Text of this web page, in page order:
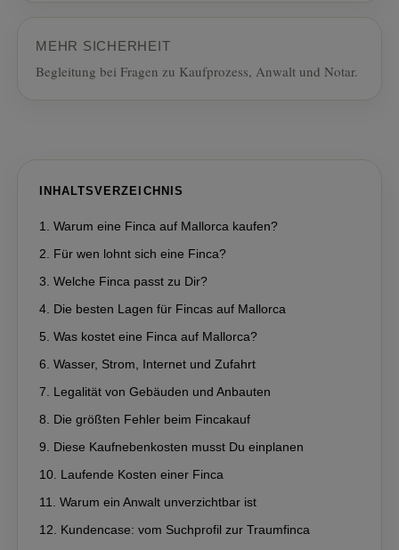
MEHR SICHERHEIT
Begleitung bei Fragen zu Kaufprozess, Anwalt und Notar.
INHALTSVERZEICHNIS
Warum eine Finca auf Mallorca kaufen?
Für wen lohnt sich eine Finca?
Welche Finca passt zu Dir?
Die besten Lagen für Fincas auf Mallorca
Was kostet eine Finca auf Mallorca?
Wasser, Strom, Internet und Zufahrt
Legalität von Gebäuden und Anbauten
Die größten Fehler beim Fincakauf
Diese Kaufnebenkosten musst Du einplanen
Laufende Kosten einer Finca
Warum ein Anwalt unverzichtbar ist
Kundencase: vom Suchprofil zur Traumfinca